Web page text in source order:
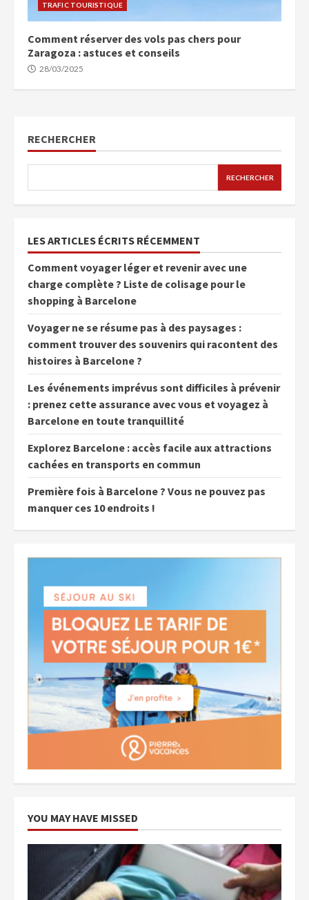
TRAFIC TOURISTIQUE
Comment réserver des vols pas chers pour
Zaragoza : astuces et conseils
28/03/2025
RECHERCHER
RECHERCHER
LES ARTICLES ÉCRITS RÉCEMMENT
Comment voyager léger et revenir avec une
charge complète ? Liste de colisage pour le
shopping à Barcelone
Voyager ne se résume pas à des paysages :
comment trouver des souvenirs qui racontent des
histoires à Barcelone ?
Les événements imprévus sont difficiles à prévenir
: prenez cette assurance avec vous et voyagez à
Barcelone en toute tranquillité
Explorez Barcelone : accès facile aux attractions
cachées en transports en commun
Première fois à Barcelone ? Vous ne pouvez pas
manquer ces 10 endroits !
YOU MAY HAVE MISSED